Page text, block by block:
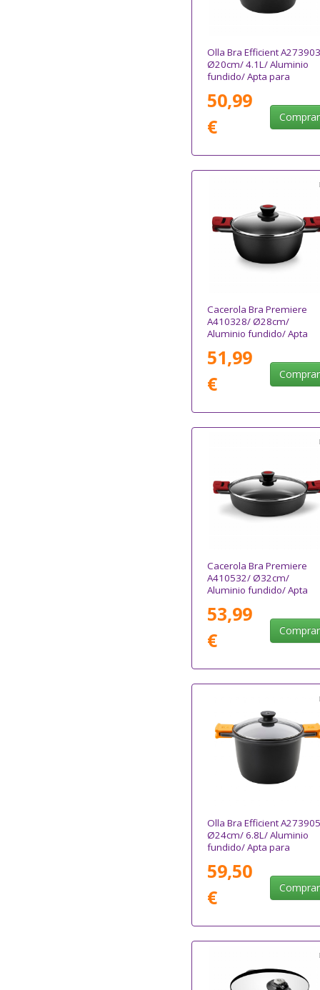
Olla Bra Efficient
Ø20cm/ 4.1L/ Aluminio
fundido/ Apta para
50,99
€
Comprar
Cacerola Bra Premiere
A410328/ Ø28cm/
Aluminio fundido/ Apta
51,99
€
Comprar
Cacerola Bra Premiere
A410532/ Ø32cm/
Aluminio fundido/ Apta
53,99
€
Comprar
Olla Bra Efficient
Ø24cm/ 6.8L/ Aluminio
fundido/ Apta para
59,50
€
Comprar